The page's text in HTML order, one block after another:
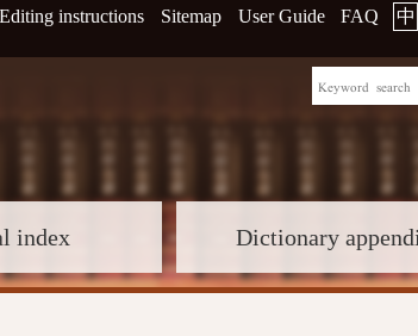
Editing instructions Sitemap User Guide FAQ 中
index Dictionary